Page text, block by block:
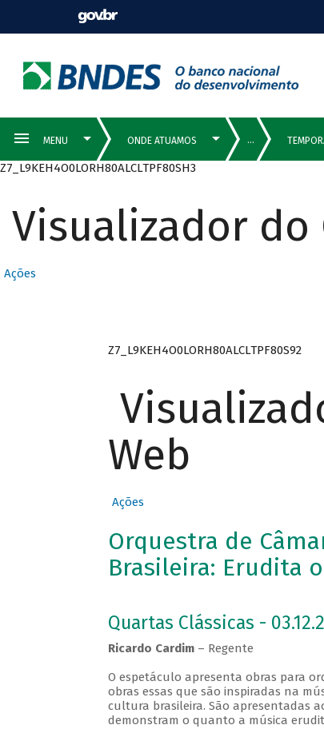
Z7_L9KEH4O0LORH80ALCLTPF80SH3
Visualizador do
Ações
Z7_L9KEH4O0LORH80ALCLTPF80S92
Web
Ações
Orquestra de
Brasileira: Erudita
Quartas Clássicas -
Ricardo Cardim – Regente
O espetáculo apresenta obras para
obras essas que são inspiradas na
cultura brasileira. São apresentadas
demonstram o quanto a música